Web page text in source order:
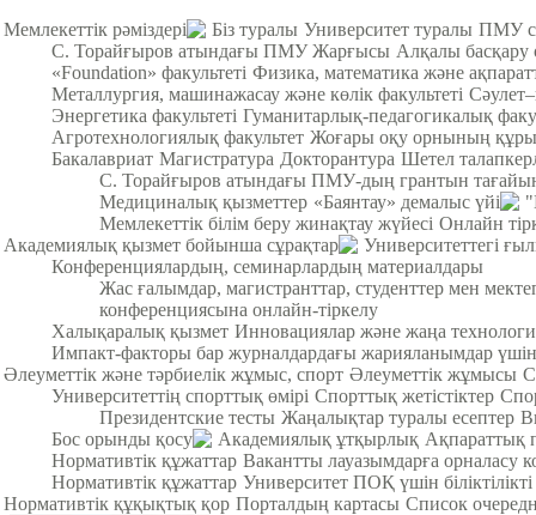
Мемлекеттік рәміздері
Біз туралы Университет туралы ПМУ
С. Торайғыров атындағы ПМУ Жарғысы Алқалы басқару
«Foundation» факультеті Физика, математика және
Металлургия, машинажасау және көлік факультеті
Энергетика факультеті Гуманитарлық-педагогикалық
Агротехнологиялық факультет Жоғары оқу орнының
Бакалавриат Магистратура Докторантура Шетел
С. Торайғыров атындағы ПМУ-дың грантын
Медициналық қызметтер «Баянтау» демалыс үйі
Мемлекеттік білім беру жинақтау жүйесі Онлайн
Академиялық қызмет бойынша сұрақтар
Университеттегі
Конференциялардың, семинарлардың материалдары
Жас ғалымдар, магистранттар, студенттер мен
конференциясына онлайн-тіркелу
Халықаралық қызмет Инновациялар және жаңа
Импакт-факторы бар журналдардағы жарияланымдар үшін
Әлеуметтік және тәрбиелік жұмыс, спорт Әлеуметтік жұмысы
Университеттің спорттық өмірі Спорттық жетістіктер
Президентские тесты Жаңалықтар туралы есептер
Бос орынды қосу
Академиялық ұтқырлық Ақпараттық
Нормативтік құжаттар Вакантты лауазымдарға орналасу
Нормативтік құжаттар Университет ПОҚ үшін
Нормативтік құқықтық қор Порталдың картасы Список